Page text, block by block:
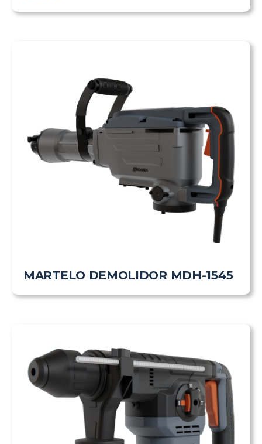
MARTELO DEMOLIDOR MDH-1545